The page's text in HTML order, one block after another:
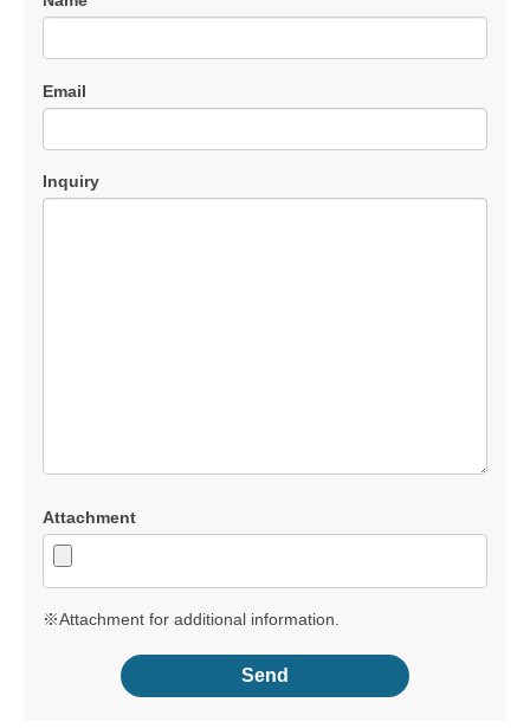
Email
Inquiry
Attachment
※Attachment for additional information.